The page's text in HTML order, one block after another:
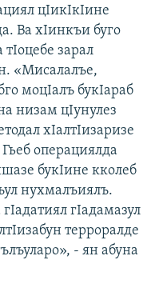
цIикIкIине
Ва хIинкъи буго
зарал
«Мисалалъе,
моцIалъ букIараб
низам цIунулез
хIалтIизаризе
операциялда
букIине кколеб
нухмалъиялъ.
гIадамазул
терроралде
- ян абуна